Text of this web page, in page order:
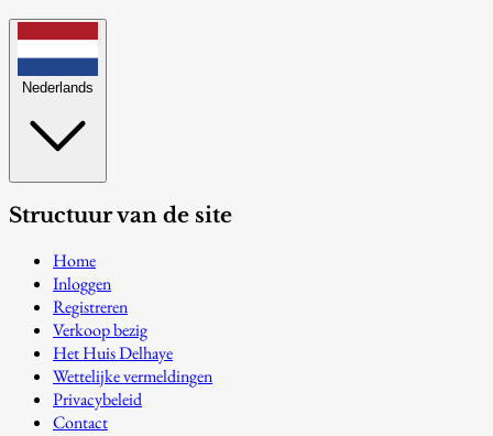
Nederlands
Structuur van de site
Home
Inloggen
Registreren
Verkoop bezig
Het Huis Delhaye
Wettelijke vermeldingen
Privacybeleid
Contact